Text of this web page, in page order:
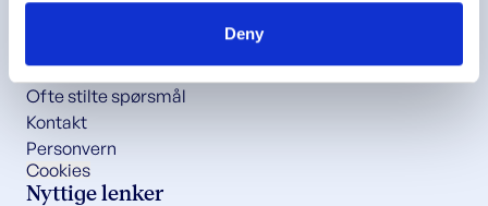
Deny
Artikler
Ofte stilte spørsmål
Kontakt
Personvern
Cookies
Nyttige lenker